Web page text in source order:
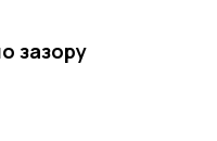
зазору